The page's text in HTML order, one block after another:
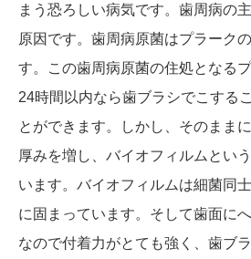
まう恐ろしい病気です。歯周病の
原因です。歯周病原菌はプラーク
す。この歯周病原菌の住処となる
24時間以内なら歯ブラシでこする
とができます。しかし、そのまま
厚みを増し、バイオフィルムとい
います。バイオフィルムは細菌同
に固まっています。そして歯面に
なので付着力がとても強く、歯ブ